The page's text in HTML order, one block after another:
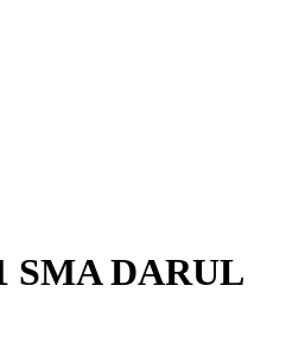
SMA DARUL